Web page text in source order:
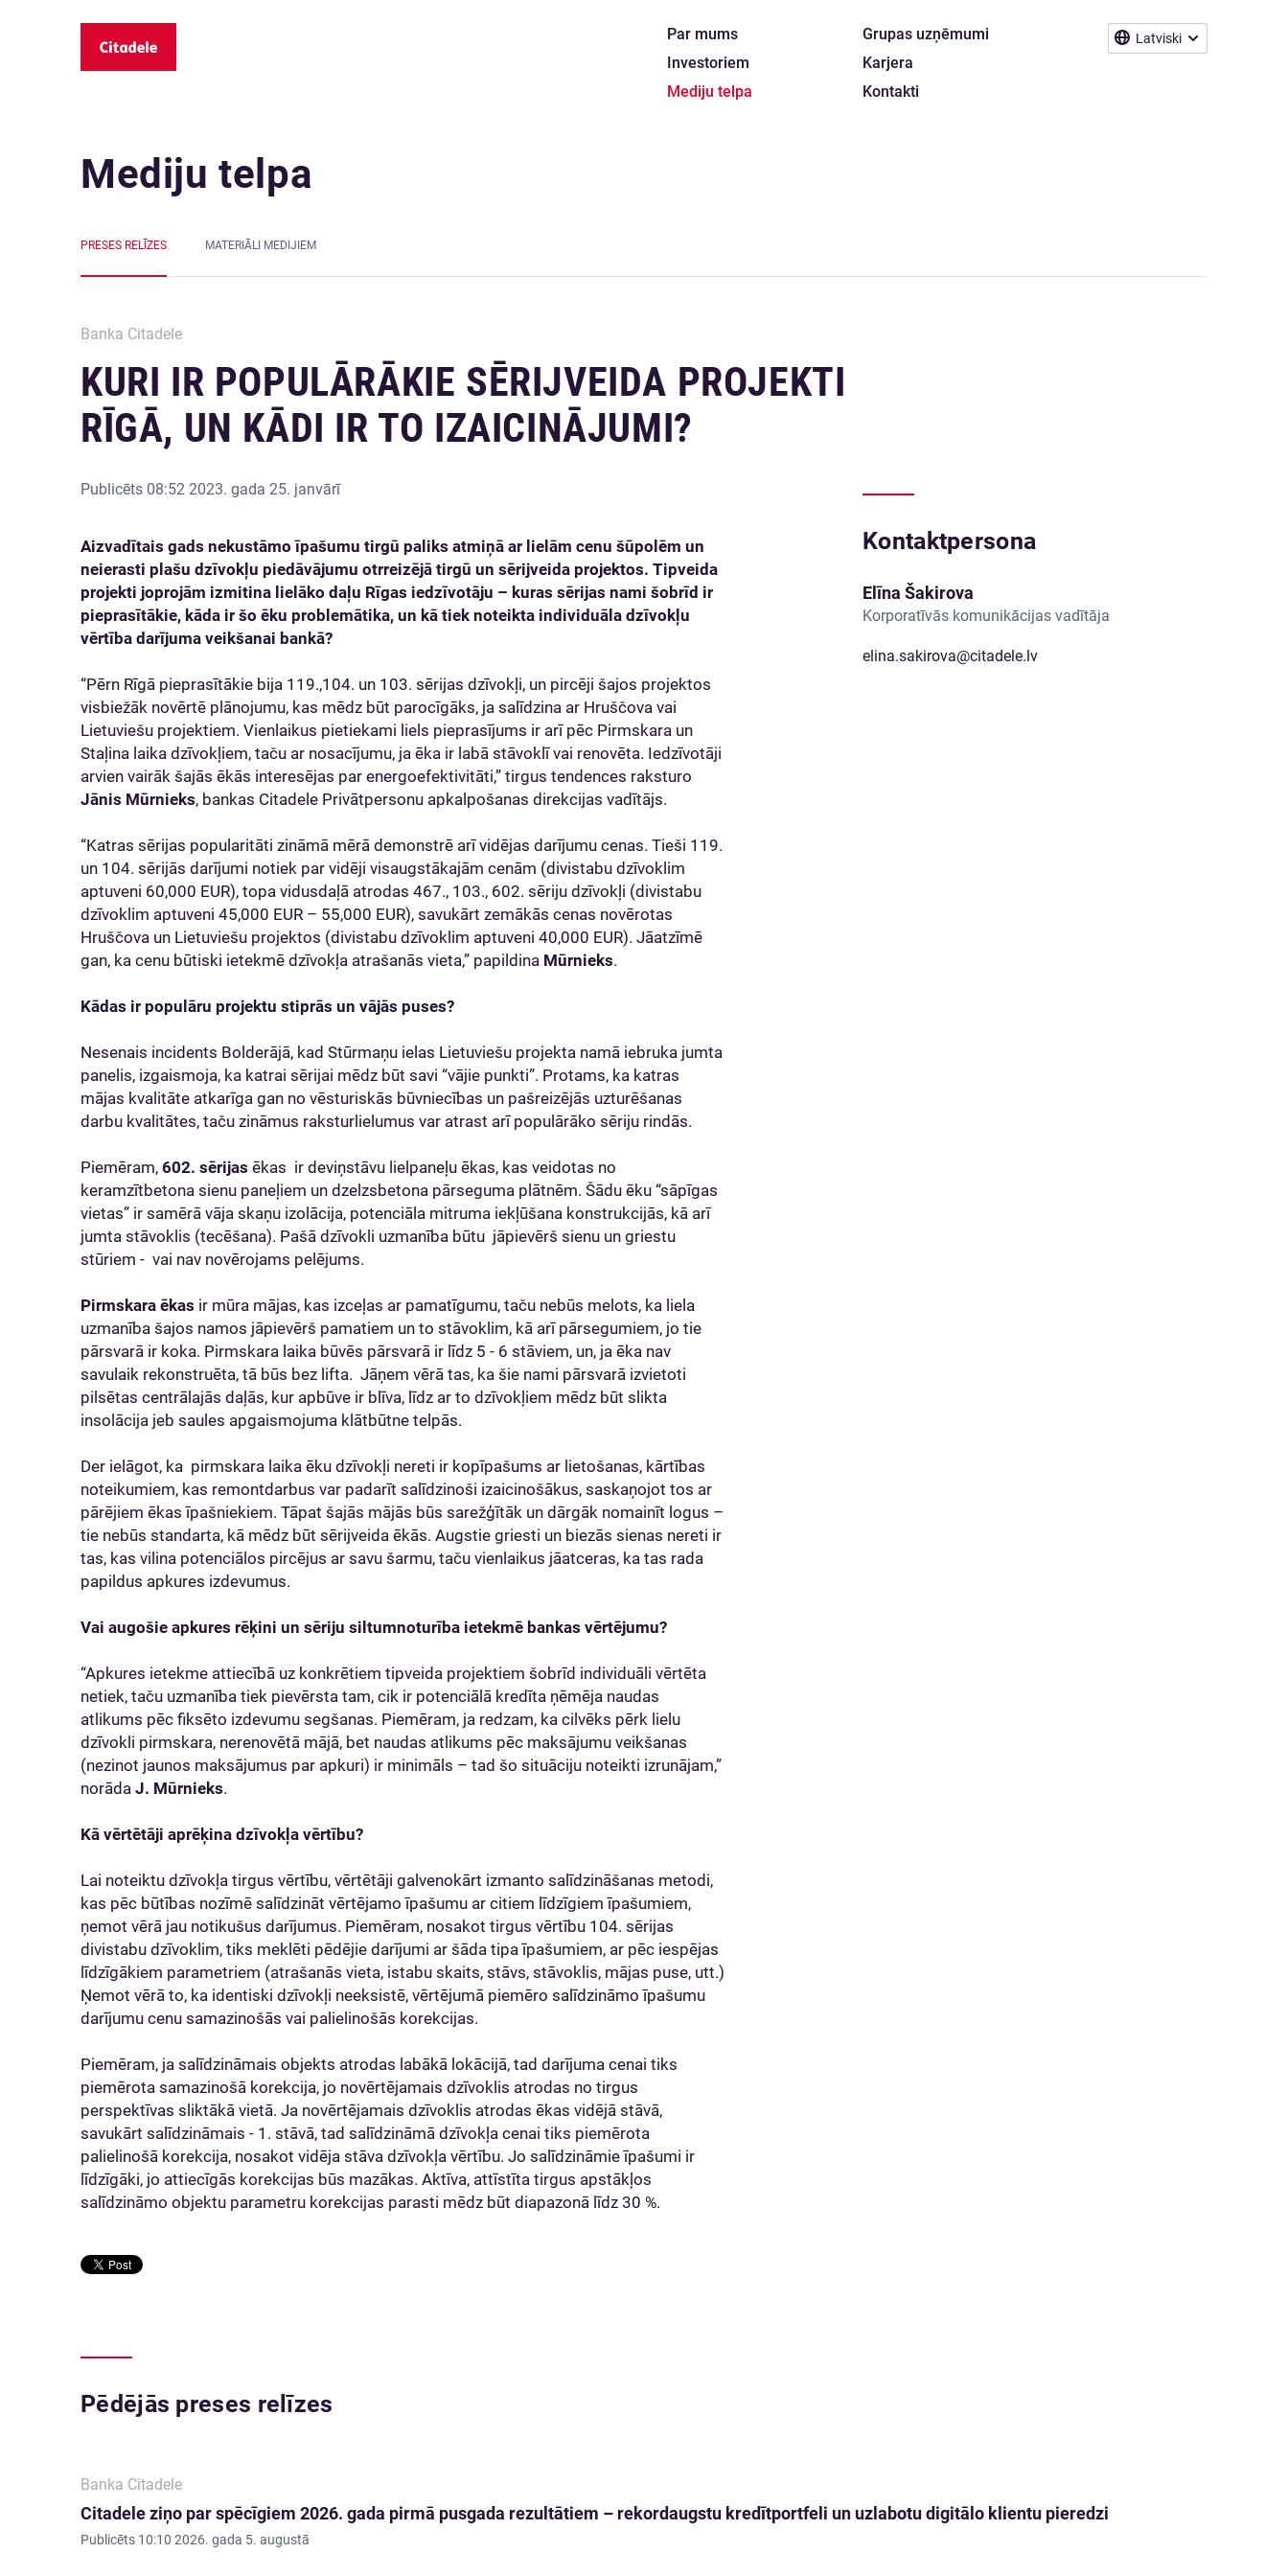
Latviski
Par mums
Investoriem
Mediju telpa
Grupas uzņēmumi
Karjera
Kontakti
Mediju telpa
PRESES RELĪZES MATERIĀLI MEDIJIEM
Banka Citadele
KURI IR POPULĀRĀKIE SĒRIJVEIDA PROJEKTI
RĪGĀ, UN KĀDI IR TO IZAICINĀJUMI?
Publicēts 08:52 2023. gada 25. janvārī
Aizvadītais gads nekustāmo īpašumu tirgū paliks atmiņā ar lielām cenu šūpolēm un
neierasti plašu dzīvokļu piedāvājumu otrreizējā tirgū un sērijveida projektos. Tipveida
projekti joprojām izmitina lielāko daļu Rīgas iedzīvotāju – kuras sērijas nami šobrīd ir
pieprasītākie, kāda ir šo ēku problemātika, un kā tiek noteikta individuāla dzīvokļu
vērtība darījuma veikšanai bankā?
“Pērn Rīgā pieprasītākie bija 119.,104. un 103. sērijas dzīvokļi, un pircēji šajos projektos
visbiežāk novērtē plānojumu, kas mēdz būt parocīgāks, ja salīdzina ar Hruščova vai
Lietuviešu projektiem. Vienlaikus pietiekami liels pieprasījums ir arī pēc Pirmskara un
Staļina laika dzīvokļiem, taču ar nosacījumu, ja ēka ir labā stāvoklī vai renovēta. Iedzīvotāji
arvien vairāk šajās ēkās interesējas par energoefektivitāti,” tirgus tendences raksturo
Jānis Mūrnieks, bankas Citadele Privātpersonu apkalpošanas direkcijas vadītājs.
“Katras sērijas popularitāti zināmā mērā demonstrē arī vidējas darījumu cenas. Tieši 119.
un 104. sērijās darījumi notiek par vidēji visaugstākajām cenām (divistabu dzīvoklim
aptuveni 60,000 EUR), topa vidusdaļā atrodas 467., 103., 602. sēriju dzīvokļi (divistabu
dzīvoklim aptuveni 45,000 EUR – 55,000 EUR), savukārt zemākās cenas novērotas
Hruščova un Lietuviešu projektos (divistabu dzīvoklim aptuveni 40,000 EUR). Jāatzīmē
gan, ka cenu būtiski ietekmē dzīvokļa atrašanās vieta,” papildina Mūrnieks.
Kādas ir populāru projektu stiprās un vājās puses?
Nesenais incidents Bolderājā, kad Stūrmaņu ielas Lietuviešu projekta namā iebruka jumta
panelis, izgaismoja, ka katrai sērijai mēdz būt savi “vājie punkti”. Protams, ka katras
mājas kvalitāte atkarīga gan no vēsturiskās būvniecības un pašreizējās uzturēšanas
darbu kvalitātes, taču zināmus raksturlielumus var atrast arī populārāko sēriju rindās.
Piemēram, 602. sērijas ēkas ir deviņstāvu lielpaneļu ēkas, kas veidotas no
keramzītbetona sienu paneļiem un dzelzsbetona pārseguma plātnēm. Šādu ēku “sāpīgas
vietas” ir samērā vāja skaņu izolācija, potenciāla mitruma iekļūšana konstrukcijās, kā arī
jumta stāvoklis (tecēšana). Pašā dzīvokli uzmanība būtu jāpievērš sienu un griestu
stūriem - vai nav novērojams pelējums.
Pirmskara ēkas ir mūra mājas, kas izceļas ar pamatīgumu, taču nebūs melots, ka liela
uzmanība šajos namos jāpievērš pamatiem un to stāvoklim, kā arī pārsegumiem, jo tie
pārsvarā ir koka. Pirmskara laika būvēs pārsvarā ir līdz 5 - 6 stāviem, un, ja ēka nav
savulaik rekonstruēta, tā būs bez lifta. Jāņem vērā tas, ka šie nami pārsvarā izvietoti
pilsētas centrālajās daļās, kur apbūve ir blīva, līdz ar to dzīvokļiem mēdz būt slikta
insolācija jeb saules apgaismojuma klātbūtne telpās.
Der ielāgot, ka pirmskara laika ēku dzīvokļi nereti ir kopīpašums ar lietošanas, kārtības
noteikumiem, kas remontdarbus var padarīt salīdzinoši izaicinošākus, saskaņojot tos ar
pārējiem ēkas īpašniekiem. Tāpat šajās mājās būs sarežģītāk un dārgāk nomainīt logus –
tie nebūs standarta, kā mēdz būt sērijveida ēkās. Augstie griesti un biezās sienas nereti ir
tas, kas vilina potenciālos pircējus ar savu šarmu, taču vienlaikus jāatceras, ka tas rada
papildus apkures izdevumus.
Vai augošie apkures rēķini un sēriju siltumnoturība ietekmē bankas vērtējumu?
“Apkures ietekme attiecībā uz konkrētiem tipveida projektiem šobrīd individuāli vērtēta
netiek, taču uzmanība tiek pievērsta tam, cik ir potenciālā kredīta ņēmēja naudas
atlikums pēc fiksēto izdevumu segšanas. Piemēram, ja redzam, ka cilvēks pērk lielu
dzīvokli pirmskara, nerenovētā mājā, bet naudas atlikums pēc maksājumu veikšanas
(nezinot jaunos maksājumus par apkuri) ir minimāls – tad šo situāciju noteikti izrunājam,”
norāda J. Mūrnieks.
Kā vērtētāji aprēķina dzīvokļa vērtību?
Lai noteiktu dzīvokļa tirgus vērtību, vērtētāji galvenokārt izmanto salīdzināšanas metodi,
kas pēc būtības nozīmē salīdzināt vērtējamo īpašumu ar citiem līdzīgiem īpašumiem,
ņemot vērā jau notikušus darījumus. Piemēram, nosakot tirgus vērtību 104. sērijas
divistabu dzīvoklim, tiks meklēti pēdējie darījumi ar šāda tipa īpašumiem, ar pēc iespējas
līdzīgākiem parametriem (atrašanās vieta, istabu skaits, stāvs, stāvoklis, mājas puse, utt.)
Ņemot vērā to, ka identiski dzīvokļi neeksistē, vērtējumā piemēro salīdzināmo īpašumu
darījumu cenu samazinošās vai palielinošās korekcijas.
Piemēram, ja salīdzināmais objekts atrodas labākā lokācijā, tad darījuma cenai tiks
piemērota samazinošā korekcija, jo novērtējamais dzīvoklis atrodas no tirgus
perspektīvas sliktākā vietā. Ja novērtējamais dzīvoklis atrodas ēkas vidējā stāvā,
savukārt salīdzināmais - 1. stāvā, tad salīdzināmā dzīvokļa cenai tiks piemērota
palielinošā korekcija, nosakot vidēja stāva dzīvokļa vērtību. Jo salīdzināmie īpašumi ir
līdzīgāki, jo attiecīgās korekcijas būs mazākas. Aktīva, attīstīta tirgus apstākļos
salīdzināmo objektu parametru korekcijas parasti mēdz būt diapazonā līdz 30 %.
Kontaktpersona
Elīna Šakirova
Korporatīvās komunikācijas vadītāja
elina.sakirova@citadele.lv
Pēdējās preses relīzes
Banka Citadele
Citadele ziņo par spēcīgiem 2026. gada pirmā pusgada rezultātiem – rekordaugstu kredītportfeli un uzlabotu digitālo klientu pieredzi
Publicēts 10:10 2026. gada 5. augustā